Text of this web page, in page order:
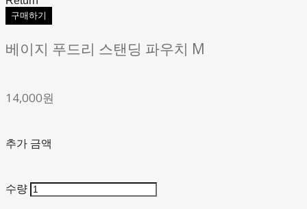
구매하기
베이지 푸드리 스탠딩 파우치 M
14,000원
추가 금액
수량